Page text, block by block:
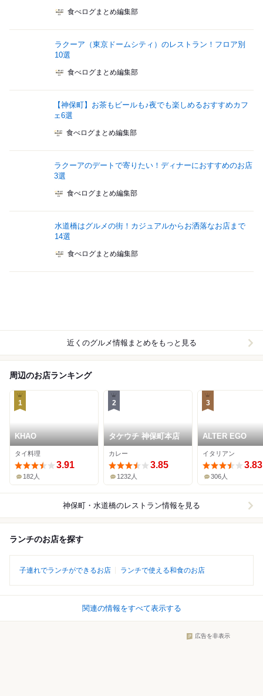
食べログまとめ編集部
ラクーア（東京ドームシティ）のレストラン！フロア別
10選
食べログまとめ編集部
【神保町】お茶もビールも♪夜でも楽しめるおすすめカフ
ェ6選
食べログまとめ編集部
ラクーアのデートで寄りたい！ディナーにおすすめのお店
3選
食べログまとめ編集部
水道橋はグルメの街！カジュアルからお洒落なお店まで
14選
食べログまとめ編集部
近くのグルメ情報まとめをもっと見る
周辺のお店ランキング
1
KHAO
タイ料理
3.91
182人
2
タケウチ 神保町本店
カレー
3.85
1232人
3
ALTER EGO
イタリアン
3.83
306人
神保町・水道橋のレストラン情報を見る
ランチのお店を探す
子連れでランチができるお店 ランチで使える和食のお店
関連の情報をすべて表示する
広告を非表示